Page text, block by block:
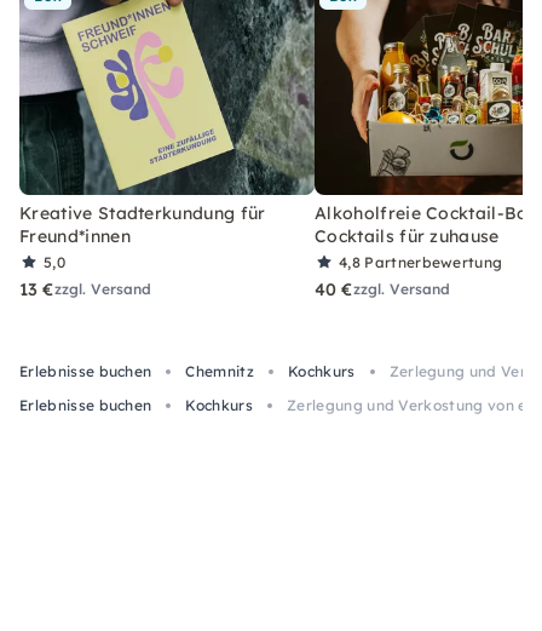
Kreative Stadterkundung für
Freund*innen
5,0
13 €zzgl. Versand
Alkoholfreie Cocktail-Box
Cocktails für zuhause
4,8 Partnerbewertung
40 €zzgl. Versand
Erlebnisse buchen Chemnitz Kochkurs
Zerlegung und
Erlebnisse buchen
Kochkurs Zerlegung und Verkostung von